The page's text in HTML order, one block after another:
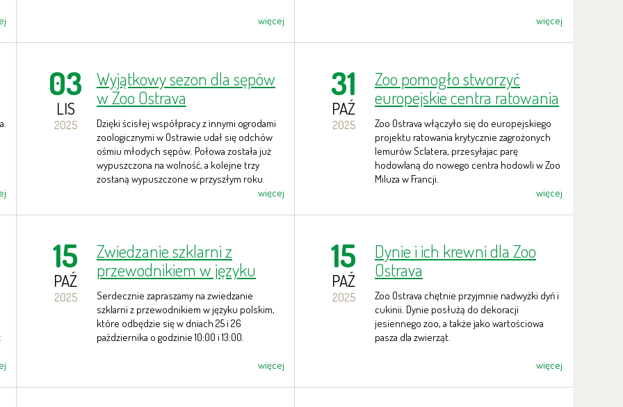
więcej więcej
03
LIS
2025
Wyjątkowy sezon dla sępów
w Zoo Ostrava
Dzięki ścisłej współpracy z innymi ogrodami
zoologicznymi w Ostrawie udał się odchów
ośmiu młodych sępów. Połowa została już
wypuszczona na wolność, a kolejne trzy
zostaną wypuszczone w przyszłym roku.
więcej
31
PAŹ
2025
Zoo pomogło stworzyć
europejskie centra ratowania
rzadkich lemurów
niebieskookich
Zoo Ostrava włączyło się do europejskiego
projektu ratowania krytycznie zagrożonych
lemurów Sclatera, przesyłajac parę
hodowlaną do nowego centra hodowli w Zoo
Miluza w Francji.
więcej
15
PAŹ
2025
Zwiedzanie szklarni z
przewodnikiem w języku
polskim
Serdecznie zapraszamy na zwiedzanie
szklarni z przewodnikiem w języku polskim,
które odbędzie się w dniach 25 i 26
października o godzinie 10:00 i 13:00.
więcej
15
PAŹ
2025
Dynie i ich krewni dla Zoo
Ostrava
Zoo Ostrava chętnie przyjmnie nadwyżki dyń i
cukinii. Dynie posłużą do dekoracji
jesiennego zoo, a także jako wartościowa
pasza dla zwierząt.
więcej